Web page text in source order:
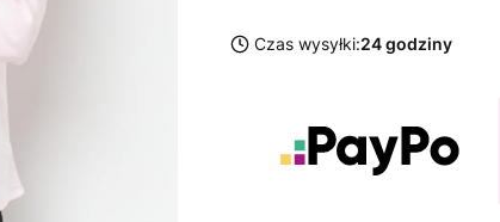
Czas wysyłki:24 godziny